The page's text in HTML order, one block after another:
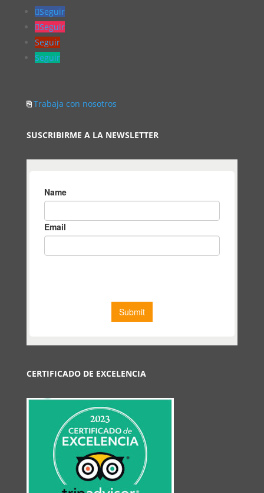
Seguir
Seguir
Seguir
Seguir
⎘Trabaja con nosotros
SUSCRIBIRME A LA NEWSLETTER
CERTIFICADO DE EXCELENCIA